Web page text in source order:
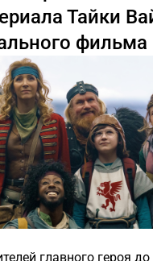
Тайки
фильма
главного героя до